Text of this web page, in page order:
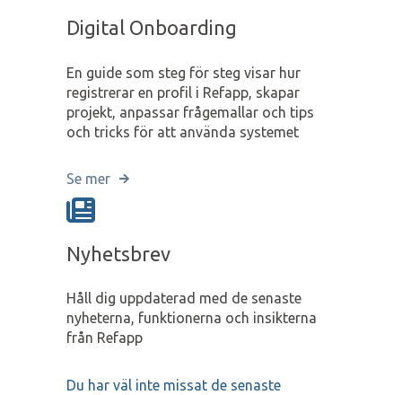
Digital Onboarding
En guide som steg för steg visar hur
registrerar en profil i Refapp, skapar
projekt, anpassar frågemallar och tips
och tricks för att använda systemet
Se mer
Nyhetsbrev
Håll dig uppdaterad med de senaste
nyheterna, funktionerna och insikterna
från Refapp
Du har väl inte missat de senaste